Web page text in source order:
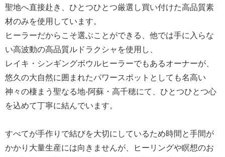
聖地へ直接赴き、ひとつひとつ厳選し買い付けた高品質素
材のみを使用しています。
ヒーラーだからこそ選ぶことができる、他では手に入らな
い高波動の高品質ルドラクシャを使用し、
レイキ・シンギングボウルヒーラーでもあるオーナーが、
悠久の大自然に囲まれたパワースポットとしても名高い
神々の棲まう聖なる地-阿蘇・高千穂にて、ひとつひとつ心
を込めて丁寧に結んでいます。
すべてが手作りで結びを大切にしているため時間と手間が
かかり大量生産には向きませんが、ヒーリングや瞑想のお